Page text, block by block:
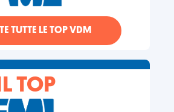
TUTTE LE TOP VDM
TOP